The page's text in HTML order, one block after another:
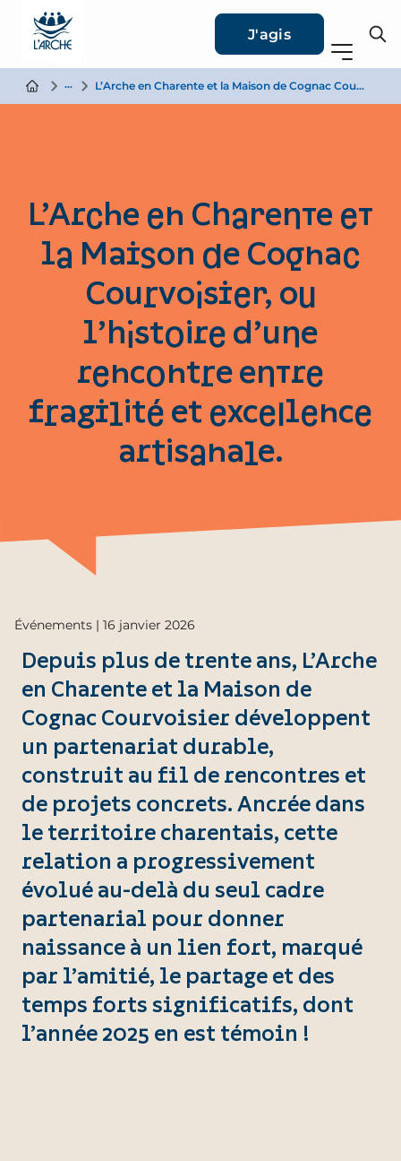
J'agis
Actualité L’Arche en Charente et la Maison de Cognac Courvoisier, ou l’histoire d’une rencontre entre fragilité et excellence artisanale.
L’Arche en Charente et
la Maison de Cognac
Courvoisier, ou
l’histoire d’une
rencontre entre
fragilité et excellence
artisanale.
Depuis plus de trente ans, L’Arche
en Charente et la Maison de
Cognac Courvoisier développent
un partenariat durable,
construit au fil de rencontres et
de projets concrets. Ancrée dans
le territoire charentais, cette
relation a progressivement
évolué au-delà du seul cadre
partenarial pour donner
naissance à un lien fort, marqué
par l’amitié, le partage et des
temps forts significatifs, dont
l’année 2025 en est témoin !
Événements | 16 janvier 2026